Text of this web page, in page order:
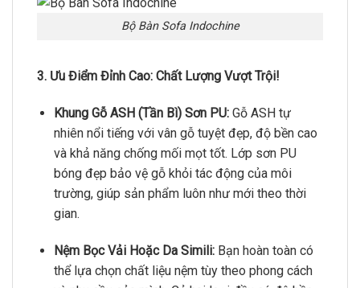
Bộ Bàn Sofa Indochine
3. Ưu Điểm Đỉnh Cao: Chất Lượng Vượt Trội!
Khung Gỗ ASH (Tần Bì) Sơn PU:Gỗ ASH tự
nhiên nổi tiếng với vân gỗ tuyệt đẹp,độ bền cao
và khả năng chống mối mọt tốt. Lớp sơn PU
bóng đẹp bảo vệ gỗ khỏi tác động của môi
trường,giúp sản phẩm luôn như mới theo thời
gian.
Nệm Bọc Vải Hoặc Da Simili:Bạn hoàn toàn có
thể lựa chọn chất liệu nệm tùy theo phong cách